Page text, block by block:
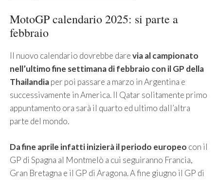
MotoGP calendario 2025: si parte a
febbraio
Il nuovo calendario dovrebbe darevia al campionato
nell’ultimo fine settimana di febbraio con il GP della
Thailandiaper poi passare a marzo in Argentina e
successivamente in America. Il Qatar solitamente primo
appuntamento ora sarà il quarto ed ultimo dall’altra
parte del mondo.
Da fine aprile infatti inizierà il periodo europeo con il
GP di Spagna al Montmelò a cui seguiranno Francia,
Gran Bretagna e il GP di Aragona. A fine giugno il GP di